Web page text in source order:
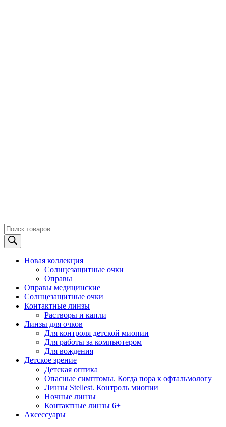
Поиск
товаров
Новая коллекция
Солнцезащитные очки
Оправы
Оправы медицинские
Солнцезащитные очки
Контактные линзы
Растворы и капли
Линзы для очков
Для контроля детской миопии
Для работы за компьютером
Для вождения
Детское зрение
Детская оптика
Опасные симптомы. Когда пора к офтальмологу
Линзы Stellest. Контроль миопии
Ночные линзы
Контактные линзы 6+
Аксессуары